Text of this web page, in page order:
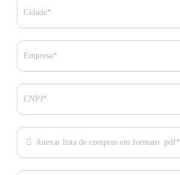
Cidade*
Empresa*
CNPJ*
Anexar lista de compras em formato .pdf*